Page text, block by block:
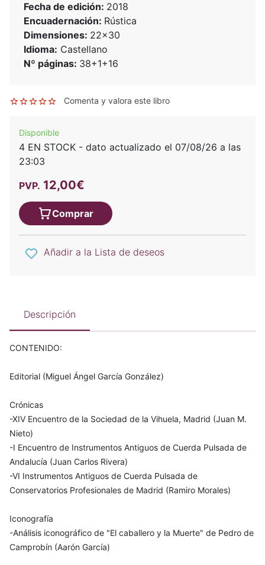
Fecha de edición: 2018
Encuadernación: Rústica
Dimensiones: 22x30
Idioma: Castellano
Nº páginas: 38+1+16
Comenta y valora este libro
Disponible
4 EN STOCK - dato actualizado el 07/08/26 a las
23:03
PVP. 12,00€
Comprar
Añadir a la Lista de deseos
Descripción
CONTENIDO:
Editorial (Miguel Ángel García González)
Crónicas
-XIV Encuentro de la Sociedad de la Vihuela, Madrid (Juan M.
Nieto)
-I Encuentro de Instrumentos Antiguos de Cuerda Pulsada de
Andalucía (Juan Carlos Rivera)
-VI Instrumentos Antiguos de Cuerda Pulsada de
Conservatorios Profesionales de Madrid (Ramiro Morales)
Iconografía
-Análisis iconográfico de "El caballero y la Muerte" de Pedro de
Camprobín (Aarón García)